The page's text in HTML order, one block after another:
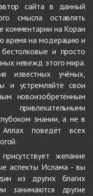
сайта в данный
смысла оставлять
комментарии на Коран
время на модерацию и
и просто
невежд этого мира.
известных учёных,
и устремляйте свои
новоизобретённым
знании, а не в
поведёт всех
желание
аспекты Ислама - вы
из других благих
занимаются другие